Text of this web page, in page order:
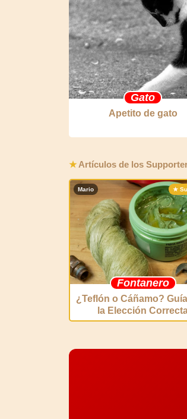
Gato
Apetito de gato
★Artículos de los
★
Mario
Fontanero
¿Teflón o Cáñamo?
la Elección